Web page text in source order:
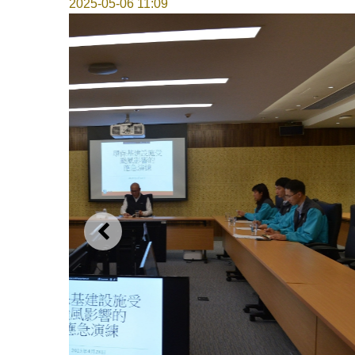
2025-05-06 11:09
上一则